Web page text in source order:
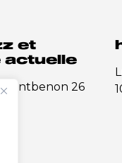
et
actuelle
Montbenon 26